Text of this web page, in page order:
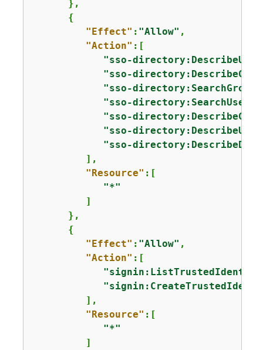
      },
{
"Effect" : "Allow" ,
"Action" :[
"sso-
"sso-
"sso-
"sso-directory:SearchUsers"
"sso-
"sso-
"sso-
         ],
"Resource" :[
"*"
         ]
      },
{
"Effect" : "Allow" ,
"Action" :[
         ],
"Resource" :[
"*"
         ]